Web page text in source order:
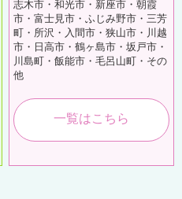
志木市・和光市・新座市・朝霞
市・富士見市・ふじみ野市・三芳
町・所沢・入間市・狭山市・川越
市・日高市・鶴ヶ島市・坂戸市・
川島町・飯能市・毛呂山町・その
他
一覧はこちら